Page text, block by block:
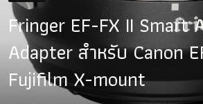
Fringer EF-FX II Smart
Adapter สำหรับ Canon
Fujifilm X-mount